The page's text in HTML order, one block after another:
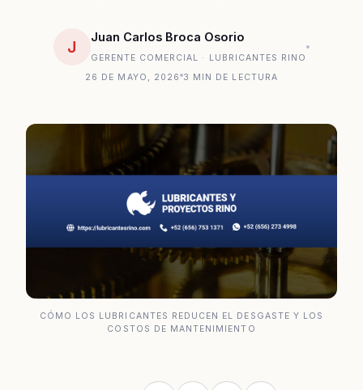
J
Juan Carlos Broca Osorio
GERENTE COMERCIAL · LUBRICANTES RINO
26 DE MAYO, 2026 3 MIN DE LECTURA
CÓMO LOS LUBRICANTES REDUCEN EL DESGASTE Y LOS
COSTOS DE MANTENIMIENTO